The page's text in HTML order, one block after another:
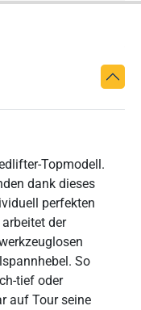
Topmodell.
dank dieses
perfekten
der
So
tief oder
auf Tour seine